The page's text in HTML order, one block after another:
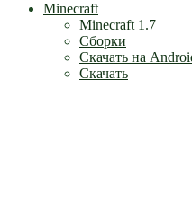
Minecraft
Minecraft 1.7
Сборки
Скачать на
Скачать